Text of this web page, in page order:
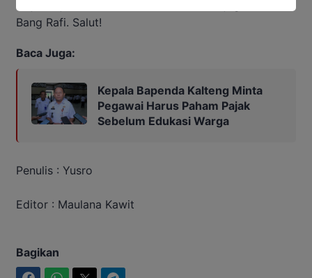
lanjut,” ujar Rafi sambil tertawa. Kreatif juga sih,
Bang Rafi. Salut!
Baca Juga:
Kepala Bapenda Kalteng Minta
Pegawai Harus Paham Pajak
Sebelum Edukasi Warga
Penulis : Yusro
Editor : Maulana Kawit
Bagikan